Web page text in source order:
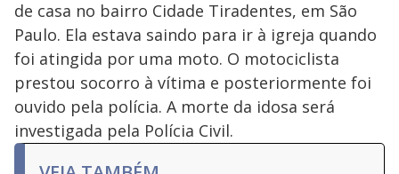
de casa no bairro Cidade Tiradentes, em São
Paulo. Ela estava saindo para ir à igreja quando
foi atingida por uma moto. O motociclista
prestou socorro à vítima e posteriormente foi
ouvido pela polícia. A morte da idosa será
investigada pela Polícia Civil.